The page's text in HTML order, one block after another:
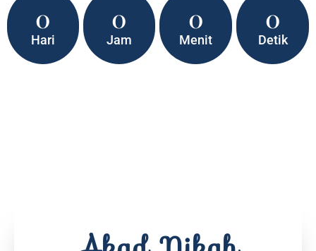
0
Hari
0
Jam
0
Menit
0
Detik